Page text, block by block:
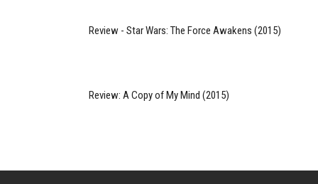
Review - Star Wars: The Force Awakens (2015)
Review: A Copy of My Mind (2015)